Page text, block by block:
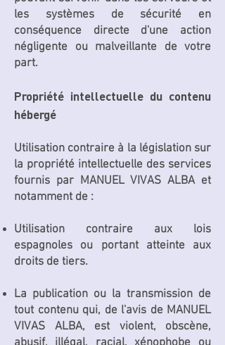
les systèmes de sécurité en
conséquence directe d'une action
négligente ou malveillante de votre
part.
Propriété intellectuelle du contenu
hébergé
Utilisation contraire à la législation sur
la propriété intellectuelle des services
fournis par MANUEL VIVAS ALBA et
notamment de :
Utilisation contraire aux lois
espagnoles ou portant atteinte aux
droits de tiers.
La publication ou la transmission de
tout contenu qui, de l'avis de MANUEL
VIVAS ALBA, est violent, obscène,